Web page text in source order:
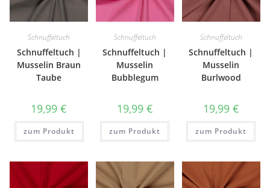
Schnuffeltuch
Schnuffeltuch |
Musselin Braun
Taube
19,99€
zum Produkt
Schnuffeltuch
Schnuffeltuch |
Musselin
Bubblegum
19,99 €
zum Produkt
Schnuffeltuch
Schnuffeltuch |
Musselin
Burlwood
19,99 €
zum Produkt